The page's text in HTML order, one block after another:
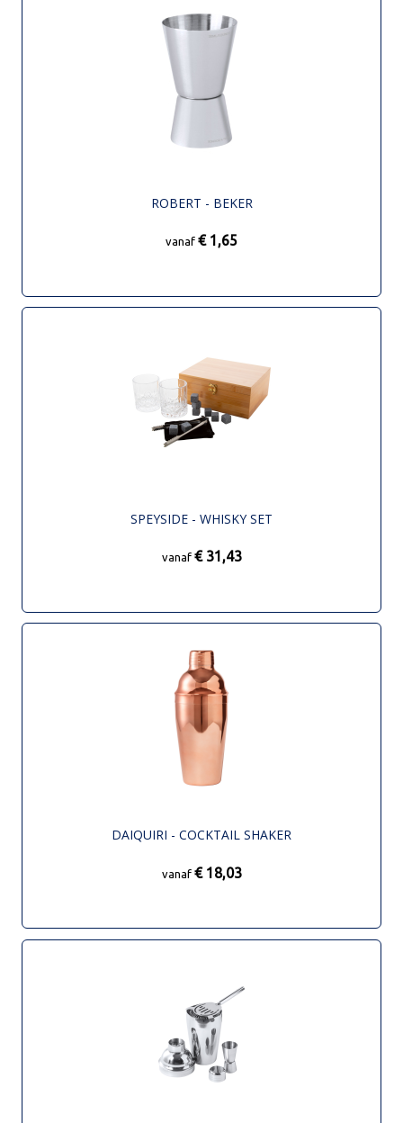
ROBERT - BEKER
vanaf € 1,65
SPEYSIDE - WHISKY SET
vanaf € 31,43
DAIQUIRI - COCKTAIL SHAKER
vanaf € 18,03